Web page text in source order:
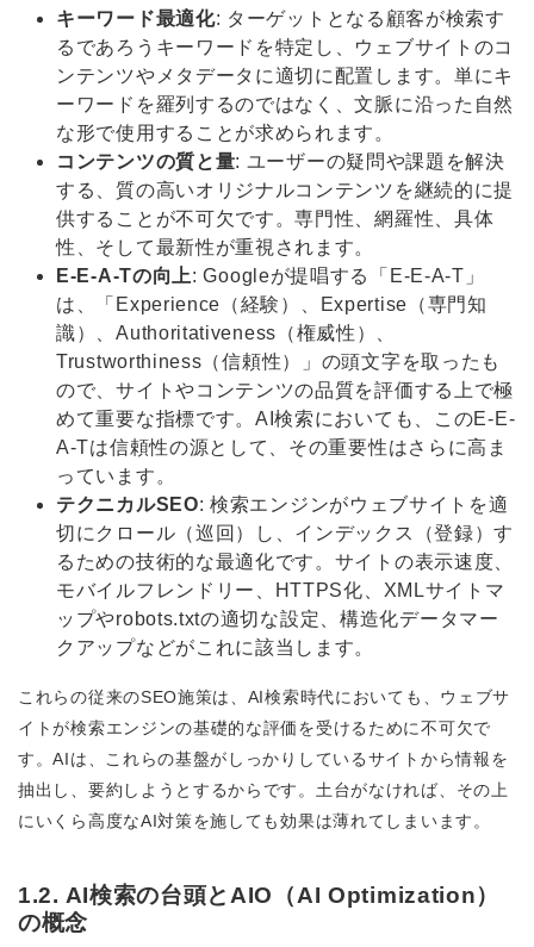
キーワード最適化: ターゲットとなる顧客が検索す
るであろうキーワードを特定し、ウェブサイトのコ
ンテンツやメタデータに適切に配置します。単にキ
ーワードを羅列するのではなく、文脈に沿った自然
な形で使用することが求められます。
コンテンツの質と量: ユーザーの疑問や課題を解決
する、質の高いオリジナルコンテンツを継続的に提
供することが不可欠です。専門性、網羅性、具体
性、そして最新性が重視されます。
E-E-A-Tの向上: Googleが提唱する「E-E-A-T」
は、「Experience（経験）、Expertise（専門知
識）、Authoritativeness（権威性）、
Trustworthiness（信頼性）」の頭文字を取ったも
ので、サイトやコンテンツの品質を評価する上で極
めて重要な指標です。AI検索においても、このE-E-
A-Tは信頼性の源として、その重要性はさらに高ま
っています。
テクニカルSEO: 検索エンジンがウェブサイトを適
切にクロール（巡回）し、インデックス（登録）す
るための技術的な最適化です。サイトの表示速度、
モバイルフレンドリー、HTTPS化、XMLサイトマ
ップやrobots.txtの適切な設定、構造化データマー
クアップなどがこれに該当します。
これらの従来のSEO施策は、AI検索時代においても、ウェブサ
イトが検索エンジンの基礎的な評価を受けるために不可欠で
す。AIは、これらの基盤がしっかりしているサイトから情報を
抽出し、要約しようとするからです。土台がなければ、その上
にいくら高度なAI対策を施しても効果は薄れてしまいます。
1.2. AI検索の台頭とAIO（AI Optimization）
の概念